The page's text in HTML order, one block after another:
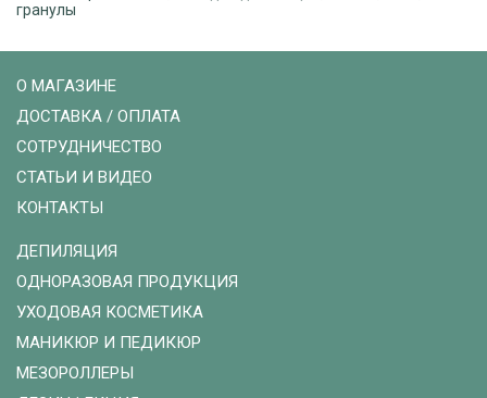
гранулы
О МАГАЗИНЕ
ДОСТАВКА / ОПЛАТА
СОТРУДНИЧЕСТВО
СТАТЬИ И ВИДЕО
КОНТАКТЫ
ДЕПИЛЯЦИЯ
ОДНОРАЗОВАЯ ПРОДУКЦИЯ
УХОДОВАЯ КОСМЕТИКА
МАНИКЮР И ПЕДИКЮР
МЕЗОРОЛЛЕРЫ